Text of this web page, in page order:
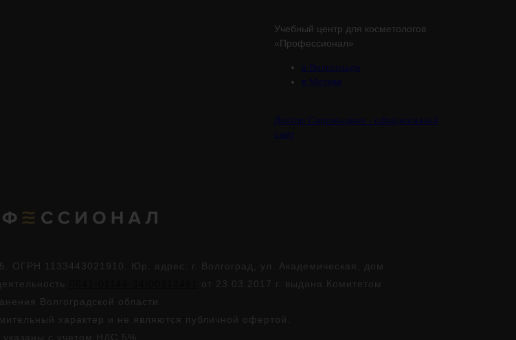
Учебный центр для косметологов
«Профессионал»
в Волгограде
в Москве
Доктор Саромыцкая - официальный
сайт
1133443021910. Юр. адрес: г. Волгоград, ул. Академическая, дом
от 23.03.2017 г. выдана Комитетом
Волгоградской области.
характер и не являются публичной офертой.
указаны с учетом НДС 5%